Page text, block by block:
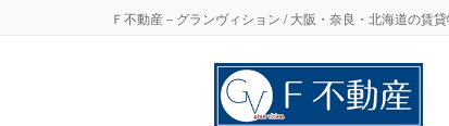
Ｆ不動産－グランヴィション / 大阪・奈良・北海道の賃